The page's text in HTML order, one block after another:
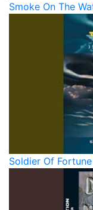
Smoke On The
Soldier Of Fortune